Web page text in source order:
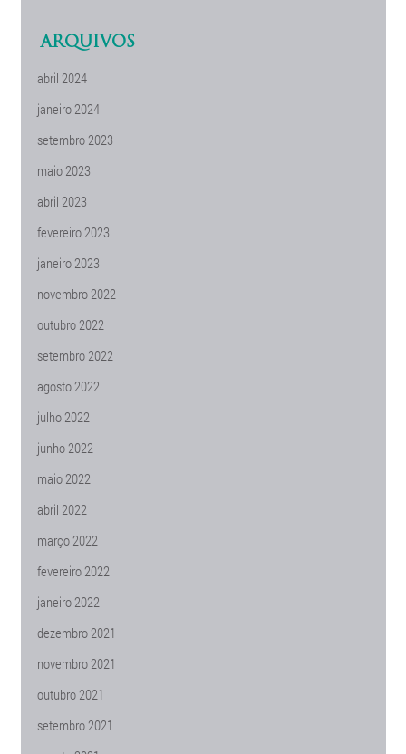
ARQUIVOS
abril 2024
janeiro 2024
setembro 2023
maio 2023
abril 2023
fevereiro 2023
janeiro 2023
novembro 2022
outubro 2022
setembro 2022
agosto 2022
julho 2022
junho 2022
maio 2022
abril 2022
março 2022
fevereiro 2022
janeiro 2022
dezembro 2021
novembro 2021
outubro 2021
setembro 2021